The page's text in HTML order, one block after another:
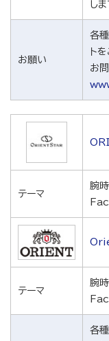
しま
お願い
各
ト
お
テーマ
腕
テーマ
腕時
各